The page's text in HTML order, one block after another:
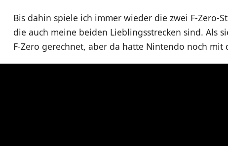
Bis dahin spiele ich immer wieder die zwei F-Zero-
die auch meine beiden Lieblingsstrecken sind. Als
F-Zero gerechnet, aber da hatte Nintendo noch mit